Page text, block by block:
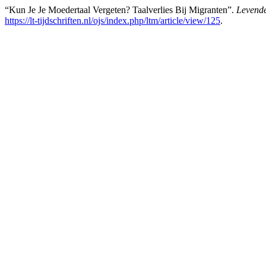
“Kun Je Je Moedertaal Vergeten? Taalverlies Bij Migranten”.
https://lt-tijdschriften.nl/ojs/index.php/ltm/article/view/125.